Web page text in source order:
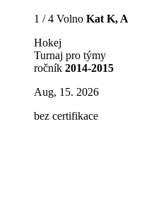
1 / 4 Volno Kat K, A
Hokej
Turnaj pro týmy
ročník 2014-2015
Aug, 15. 2026
bez certifikace